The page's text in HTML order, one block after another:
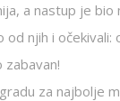
a nastup je bio
od njih i očekivali:
za najbolje